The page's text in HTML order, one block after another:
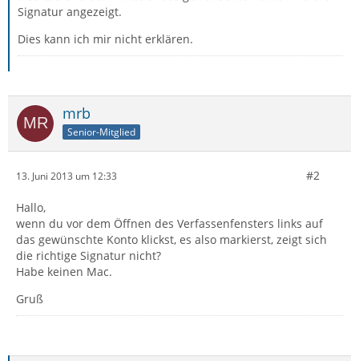
Signatur angezeigt.
Dies kann ich mir nicht erklären.
mrb
Senior-Mitglied
13. Juni 2013 um 12:33 #2
Hallo,
wenn du vor dem Öffnen des Verfassenfensters links auf
das gewünschte Konto klickst, es also markierst, zeigt sich
die richtige Signatur nicht?
Habe keinen Mac.
Gruß